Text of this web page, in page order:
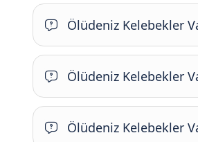
Ölüdeniz Kelebekler
Ölüdeniz Kelebekler
Ölüdeniz Kelebekler